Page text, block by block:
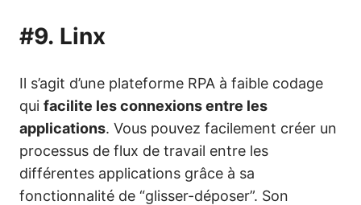
#9. Linx
Il s’agit d’une plateforme RPA à faible codage
qui facilite les connexions entre les
applications. Vous pouvez facilement créer un
processus de flux de travail entre les
différentes applications grâce à sa
fonctionnalité de “glisser-déposer”. Son